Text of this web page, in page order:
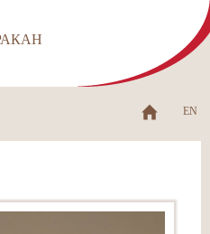
EN